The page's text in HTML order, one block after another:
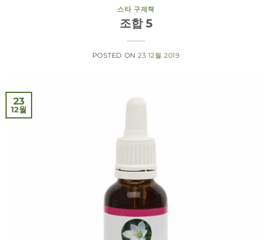
스타 구제책
조합 5
POSTED ON23 12월 2019
23
12월